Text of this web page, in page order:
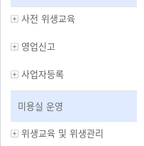
사전 위생교육
영업신고
사업자등록
미용실 운영
위생교육 및 위생관리